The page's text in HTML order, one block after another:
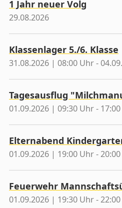
1 Jahr neuer Volg
29.08.2026
Klassenlager 5./6. Klasse
31.08.2026 | 08:00 Uhr -
Tagesausflug
01.09.2026 | 09:30 Uhr -
Elternabend
01.09.2026 | 19:00 Uhr -
Feuerwehr
01.09.2026 | 19:30 Uhr -